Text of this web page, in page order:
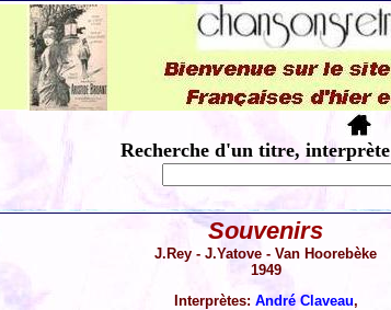
Recherche d'un titre,
Souvenirs
J.Rey - J.Yatove - Van Hoorebèke
1949
Interprètes: André Claveau,